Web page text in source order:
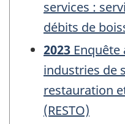
services :
débits de
2023 Enquête
industries de
restauration
(RESTO)